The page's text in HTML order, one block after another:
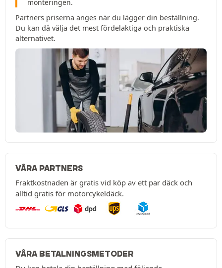
monteringen.
Partners priserna anges när du lägger din beställning.
Du kan då välja det mest fördelaktiga och praktiska
alternativet.
VÅRA PARTNERS
Fraktkostnaden är gratis vid köp av ett par däck och
alltid gratis för motorcykeldäck.
VÅRA BETALNINGSMETODER